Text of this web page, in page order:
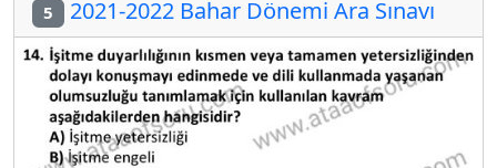
5 2021-2022 Bahar Dönemi Ara Sınavı